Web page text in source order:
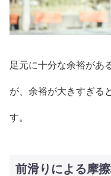
足元に十分な余裕があ
が、余裕が大きすぎる
す。
前滑りによる摩